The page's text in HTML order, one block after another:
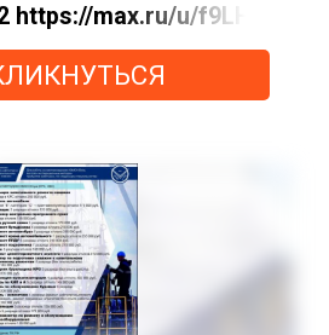
https://max.ru/u/